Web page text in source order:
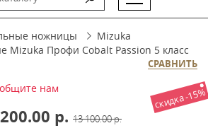
ножницы
Mizuka
Профи Cobalt Passion 5 класс
скидка -15%
СРАВНИТЬ
нам
р. 13 100.00 р.